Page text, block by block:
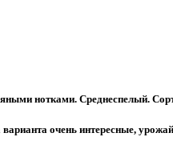
нотками. Среднеспелый.
очень интересные,